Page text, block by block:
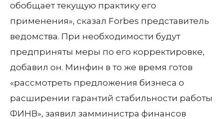
обобщает текущую практику его
применения», сказал Forbes представитель
ведомства. При необходимости будут
предприняты меры по его корректировке,
добавил он. Минфин в то же время готов
«рассмотреть предложения бизнеса о
расширении гарантий стабильности работы
ФИНВ», заявил замминистра финансов